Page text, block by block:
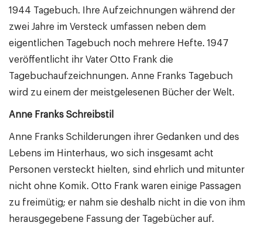
1944 Tagebuch. Ihre Aufzeichnungen während der
zwei Jahre im Versteck umfassen neben dem
eigentlichen Tagebuch noch mehrere Hefte. 1947
veröffentlicht ihr Vater Otto Frank die
Tagebuchaufzeichnungen. Anne Franks Tagebuch
wird zu einem der meistgelesenen Bücher der Welt.
Anne Franks Schreibstil
Anne Franks Schilderungen ihrer Gedanken und des
Lebens im Hinterhaus, wo sich insgesamt acht
Personen versteckt hielten, sind ehrlich und mitunter
nicht ohne Komik. Otto Frank waren einige Passagen
zu freimütig; er nahm sie deshalb nicht in die von ihm
herausgegebene Fassung der Tagebücher auf.